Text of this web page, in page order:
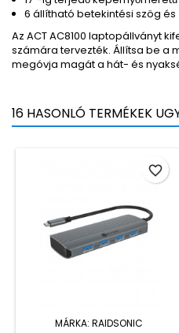
6 állítható betekintési szög
Az ACT AC8100 laptopállványt
számára tervezték. Állítsa be a
megóvja magát a hát- és
16 HASONLÓ TERMÉKEK
MÁRKA: RAIDSONIC
favorite_border